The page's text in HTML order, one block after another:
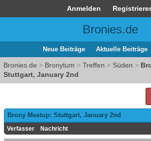
Anmelden
Bronies.de
Neue Beiträge Aktuelle Beiträge
Bronies.de > Bronytum > Treffen > Süden >
Stuttgart, January 2nd
Brony Meetup: Stuttgart, January 2nd
Verfasser Nachricht